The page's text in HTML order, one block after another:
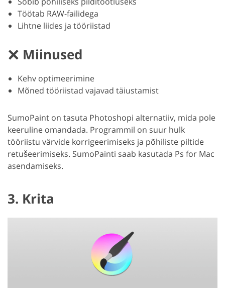
Töötab RAW-failidega
Lihtne liides ja tööriistad
Miinused
Kehv optimeerimine
Mõned tööriistad vajavad täiustamist
SumoPaint on tasuta Photoshopi alternatiiv, mida pole
keeruline omandada. Programmil on suur hulk
tööriistu värvide korrigeerimiseks ja põhiliste piltide
retušeerimiseks. SumoPainti saab kasutada Ps for Mac
asendamiseks.
3. Krita